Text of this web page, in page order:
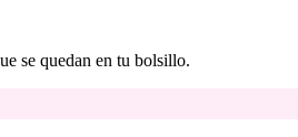
se quedan en tu bolsillo.